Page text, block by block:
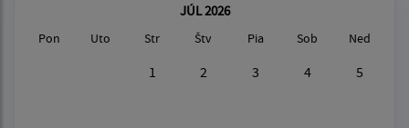
JÚL 2026
Pon Uto Str Štv Pia Sob Ned
1 2 3 4 5